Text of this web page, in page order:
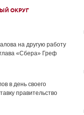
ОКРУГ
на другую работу
«Сбера» Греф
в день своего
правительство